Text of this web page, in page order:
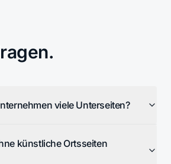
viele Unterseiten?
künstliche Ortsseiten